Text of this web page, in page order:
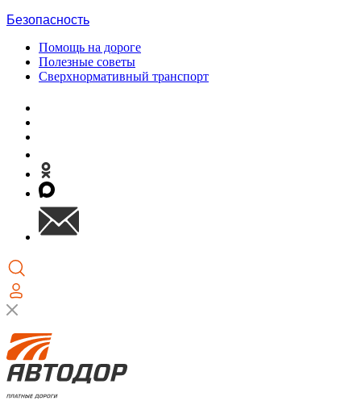
Безопасность
Помощь на дороге
Полезные советы
Сверхнормативный транспорт